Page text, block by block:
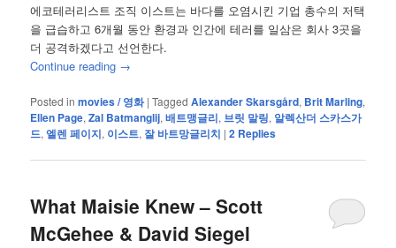
에코테러리스트 조직 이스트는 바다를 오염시킨 기업 총수의 저택
을 급습하고 6개월 동안 환경과 인간에 테러를 일삼은 회사 3곳을
더 공격하겠다고 선언한다.
Continue reading →
Posted in movies / 영화 |Tagged Alexander Skarsgård, Brit Marling,
Ellen Page,Zal Batmanglij,배트맹글리, 브릿 말링, 알렉산더 스카스가
드,엘렌 페이지, 이스트, 잘 바트망글리치 |2 Replies
What Maisie Knew – Scott
McGehee & David Siegel